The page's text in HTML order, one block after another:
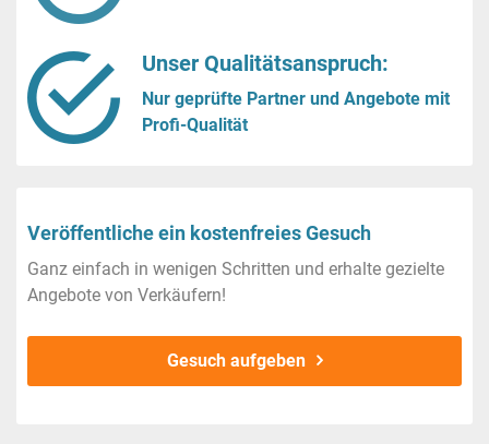
Unser Qualitätsanspruch:
Nur geprüfte Partner und Angebote mit
Profi-Qualität
Veröffentliche ein kostenfreies Gesuch
Ganz einfach in wenigen Schritten und erhalte gezielte
Angebote von Verkäufern!
Gesuch aufgeben